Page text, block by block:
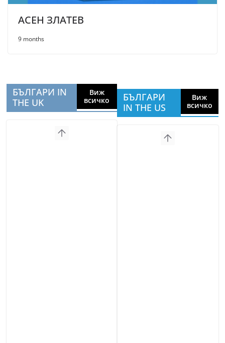
АСЕН ЗЛАТЕВ
9 months
БЪЛГАРИ IN
THE UK
Виж
всичко
БЪЛГАРИ
IN THE US
Виж
всичко